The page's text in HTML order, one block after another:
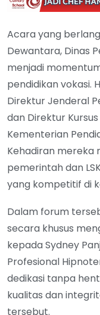
Acara yang
Dewantara, Dinas
menjadi
pendidikan vokasi.
Direktur Jenderal
dan Direktur
Kementerian
Kehadiran mereka
pemerintah dan
yang kompetitif di
Dalam forum
secara khusus
kepada Sydney
Profesional
dedikasi tanpa
kualitas dan
tersebut.